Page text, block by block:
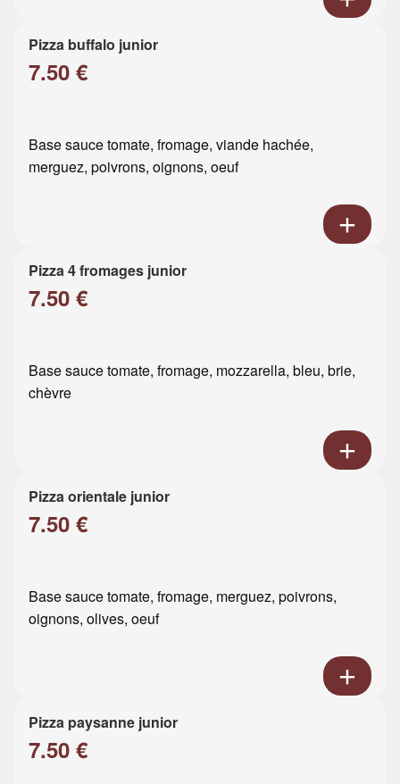
Pizza buffalo junior
7.50 €
Base sauce tomate, fromage, viande hachée,
merguez, poivrons, oignons, oeuf
Pizza 4 fromages junior
7.50 €
Base sauce tomate, fromage, mozzarella, bleu, brie,
chèvre
Pizza orientale junior
7.50 €
Base sauce tomate, fromage, merguez, poivrons,
oignons, olives, oeuf
Pizza paysanne junior
7.50 €